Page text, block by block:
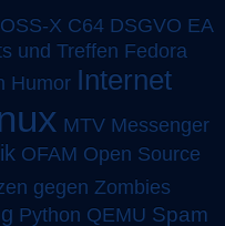
X C64 DSGVO EA
und Treffen Fedora
Humor Internet
MTV Messenger
OFAM Open Source
gegen Zombies
Python QEMU Spam